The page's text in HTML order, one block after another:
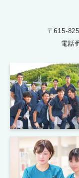
〒615-
電話